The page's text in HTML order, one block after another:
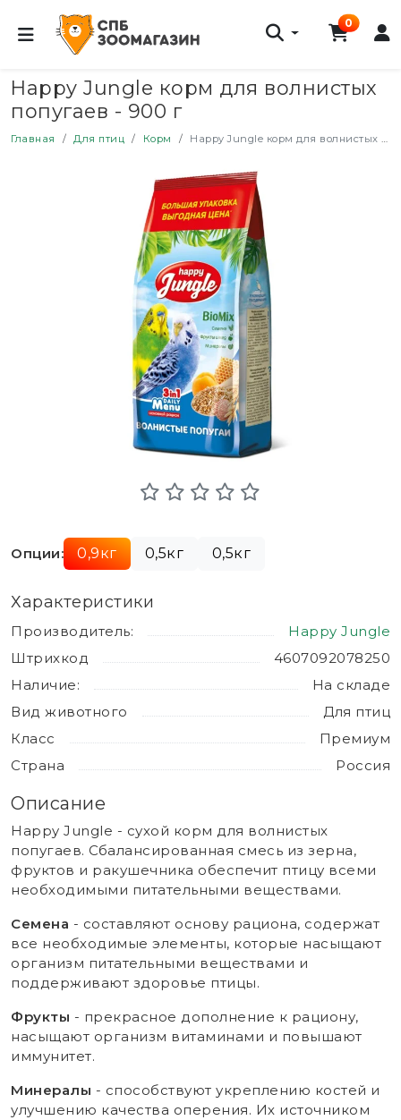
0
Happy Jungle корм для волнистых
попугаев - 900 г
Главная Для птиц Корм Happy Jungle корм для волнистых попугаев - 900 г
Опции: 0,9кг 0,5кг 0,5кг
Характеристики
Производитель:
Happy Jungle
Штрихкод
4607092078250
Наличие:
На складе
Вид животного
Для птиц
Класс
Премиум
Страна
Россия
Описание
Happy Jungle - сухой корм для волнистых
попугаев. Сбалансированная смесь из зерна,
фруктов и ракушечника обеспечит птицу всеми
необходимыми питательными веществами.
Семена - составляют основу рациона, содержат
все необходимые элементы, которые насыщают
организм питательными веществами и
поддерживают здоровье птицы.
Фрукты - прекрасное дополнение к рациону,
насыщают организм витаминами и повышают
иммунитет.
Минералы - способствуют укреплению костей и
улучшению качества оперения. Их источником